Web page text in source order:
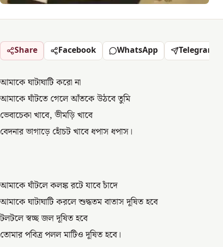
Share Facebook WhatsApp Telegram
আমাকে ঘাটাঘাটি করো না
আমাকে ঘাঁটতে গেলে আঁতকে উঠবে তুমি
ভেবাচেকা খাবে, ভীমড়ি খাবে
বেদনার ভাগাড়ে হোঁচট খাবে ধপাস ধপাস।
আমাকে ঘাঁটলে কলঙ্ক রটে যাবে চাঁদে
আমাকে ঘাটাঘাটি করলে শুদ্ধতম বাতাস দূষিত হবে
টলটলে স্বচ্ছ জল দূষিত হবে
তোমার পবিত্র পলল মাটিও দূষিত হবে।